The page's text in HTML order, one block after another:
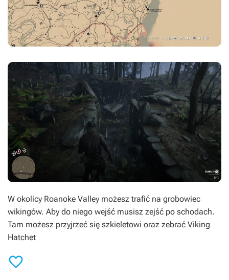
W okolicy Roanoke Valley możesz trafić na grobowiec
wikingów. Aby do niego wejść musisz zejść po schodach.
Tam możesz przyjrzeć się szkieletowi oraz zebrać Viking
Hatchet
